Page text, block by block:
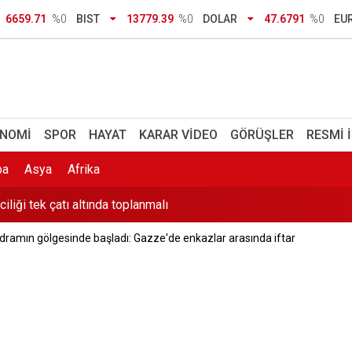
6659.71 %0 BIST 13779.39 %0 DOLAR 47.6791 %0
SPOR HAYAT KARAR VIDEO GÖRÜŞLER RESMI
Asya Afrika
Çocuklarını kaybedenlere şantajda bulunan iki kişiye
kilometre hıza ulaşacak
tek çatı altında toplanmalı
makale: Türkiye’de demokrasinin geleceği ittifakın
gölgesinde başladı: Gazze'de enkazlar arasında iftar